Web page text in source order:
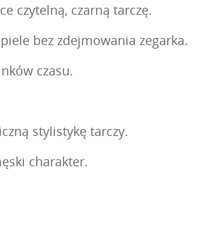
czytelną, czarną tarczę.
bez zdejmowania zegarka.
czasu.
stylistykę tarczy.
charakter.